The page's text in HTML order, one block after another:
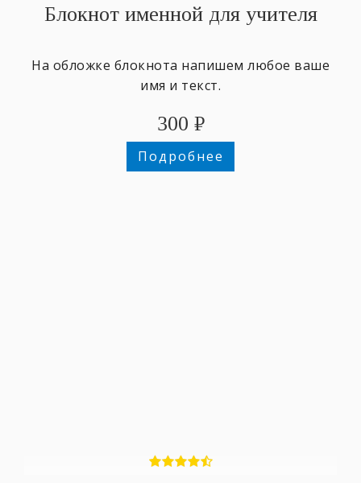
Блокнот именной для учителя
На обложке блокнота напишем любое ваше
имя и текст.
300 ₽
Подробнее